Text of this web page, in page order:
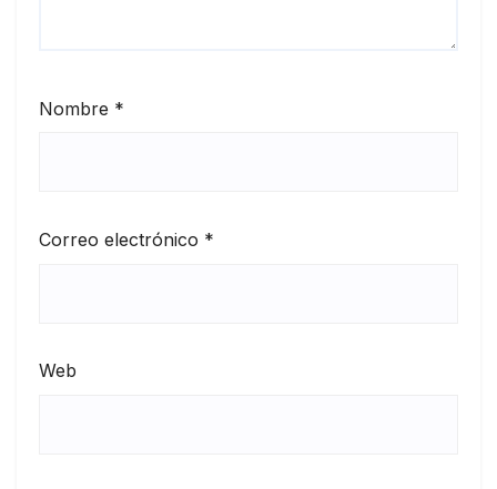
Nombre *
Correo electrónico *
Web